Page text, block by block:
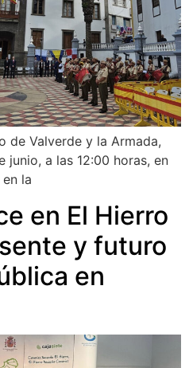
de Valverde y la Armada,
junio, a las 12:00 horas, en
la
en El Hierro
y futuro
en